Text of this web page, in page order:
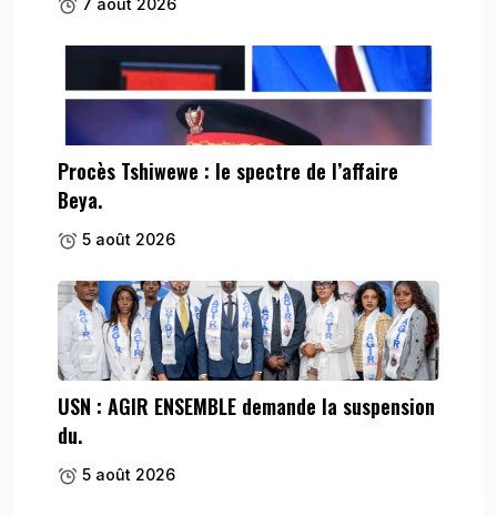
Procès Tshiwewe : le spectre de l’affaire
Beya.
5 août 2026
USN : AGIR ENSEMBLE demande la suspension
du.
5 août 2026